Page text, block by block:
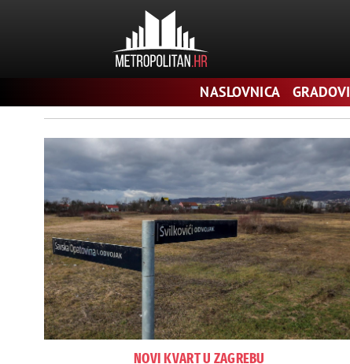
Pretraga
NASLOVNICA GRADOVI
NOVI KVART U ZAGREBU